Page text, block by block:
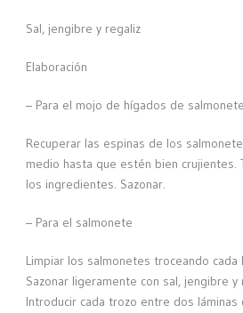
Sal, jengibre y regaliz
Elaboración
– Para el mojo de hígados de salmonete
Recuperar las espinas de los
medio hasta que estén bien crujientes.
los ingredientes. Sazonar.
– Para el salmonete
Limpiar los salmonetes troceando cada
Sazonar ligeramente con sal, jengibre y
Introducir cada trozo entre dos láminas